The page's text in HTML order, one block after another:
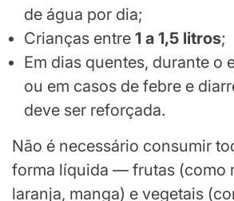
de água por dia;
Crianças entre 1 a 1,5 litros;
Em dias quentes, durante o
ou em casos de febre e
deve ser reforçada.
Não é necessário consumir
forma líquida — frutas (como
laranja, manga) e vegetais